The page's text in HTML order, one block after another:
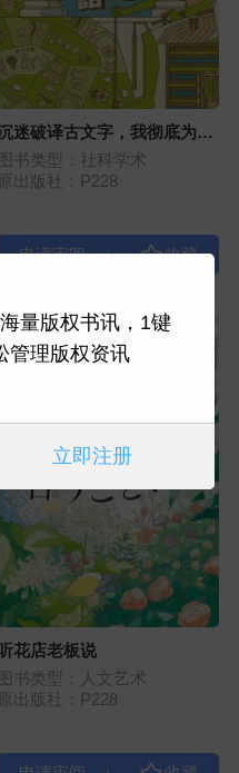
迷破译古文字，我彻底为研
着了魔
图书类型：社科学术
原出版社：P228
|
听花店老板说
图书类型：人文艺术
原出版社：P228
量版权书讯，1键
管理版权资讯
立即注册